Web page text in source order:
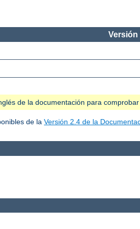
Versión
de la documentación para
de la Versión 2.4 de la